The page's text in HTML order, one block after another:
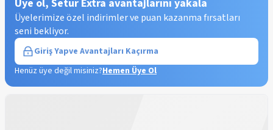
Üye ol, Setur Extra avantajlarını yakala
Üyelerimize özel indirimler ve puan kazanma fırsatları
seni bekliyor.
Giriş Yapve Avantajları Kaçırma
Henüz üye değil misiniz?Hemen Üye Ol